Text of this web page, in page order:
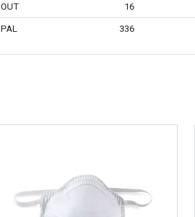
OUT 16
PAL 336